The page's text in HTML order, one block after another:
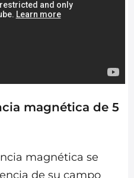
magnética de 5
magnética se
de su campo